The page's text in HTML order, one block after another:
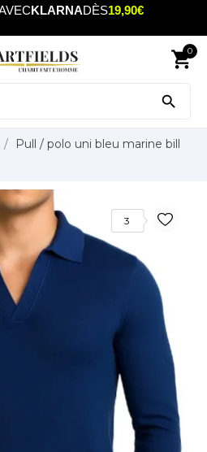
KLARNADÈS19,90€
shopping_cart
0

Pull / polo uni bleu marine bill
3